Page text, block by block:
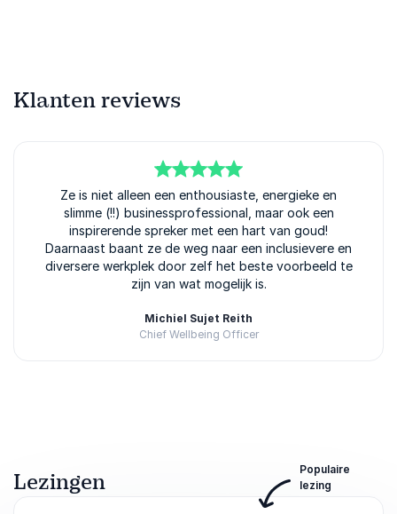
Klanten reviews
van5
Ze is niet alleen een enthousiaste, energieke en
slimme (!!) businessprofessional, maar ook een
inspirerende spreker met een hart van goud!
Daarnaast baant ze de weg naar een inclusievere en
diversere werkplek door zelf het beste voorbeeld te
zijn van wat mogelijk is.
Michiel Sujet Reith
Chief Wellbeing Officer
Lezingen
Populaire
lezing